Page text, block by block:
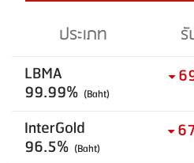
ประเภท
LBMA
99.99% (Baht)
InterGold
96.5% (Baht)